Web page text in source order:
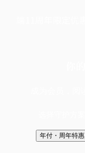
年付・周年特惠